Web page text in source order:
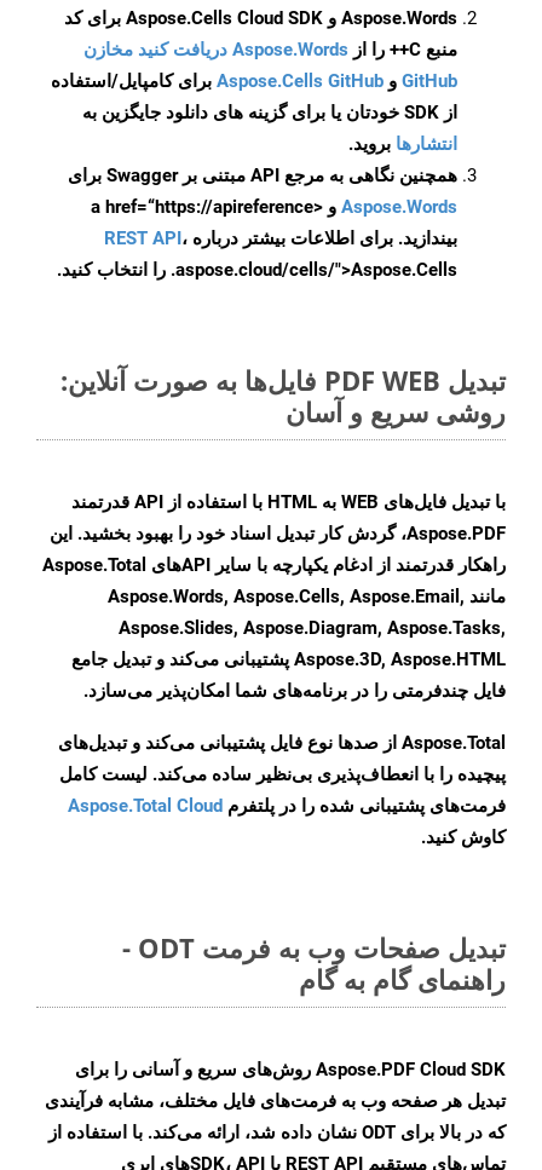
Aspose.Words و Aspose.Cells Cloud SDK برای کد
منبع C++ را از
Aspose.Words دریافت کنید مخازن
GitHub و Aspose.Cells GitHub برای کامپایل/استفاده
از SDK خودتان یا برای گزینه های دانلود جایگزین به
انتشارها بروید.
همچنین نگاهی به مرجع API مبتنی بر Swagger برای
Aspose.Words
و <a href=“https://apireference
بیندازید. برای اطلاعات بیشتر درباره REST API،
.aspose.cloud/cells/">Aspose.Cells را انتخاب کنید.
تبدیل PDF WEB فایل‌ها به صورت آنلاین:
روشی سریع و آسان
با تبدیل فایل‌های WEB به HTML با استفاده از API قدرتمند
Aspose.PDF، گردش کار تبدیل اسناد خود را بهبود بخشید. این
راهکار قدرتمند از ادغام یکپارچه با سایر APIهای Aspose.Total
مانند Aspose.Words, Aspose.Cells, Aspose.Email,
Aspose.Slides, Aspose.Diagram, Aspose.Tasks,
Aspose.3D, Aspose.HTML پشتیبانی می‌کند و تبدیل جامع
فایل چندفرمتی را در برنامه‌های شما امکان‌پذیر می‌سازد.
Aspose.Total از صدها نوع فایل پشتیبانی می‌کند و تبدیل‌های
پیچیده را با انعطاف‌پذیری بی‌نظیر ساده می‌کند. لیست کامل
فرمت‌های پشتیبانی شده را در پلتفرم Aspose.Total Cloud
کاوش کنید.
تبدیل صفحات وب به فرمت ODT -
راهنمای گام به گام
Aspose.PDF Cloud SDK روش‌های سریع و آسانی را برای
تبدیل هر صفحه وب به فرمت‌های فایل مختلف، مشابه فرآیندی
که در بالا برای ODT نشان داده شد، ارائه می‌کند. با استفاده از
تماس‌های مستقیم REST API یا SDK، API‌های ابری